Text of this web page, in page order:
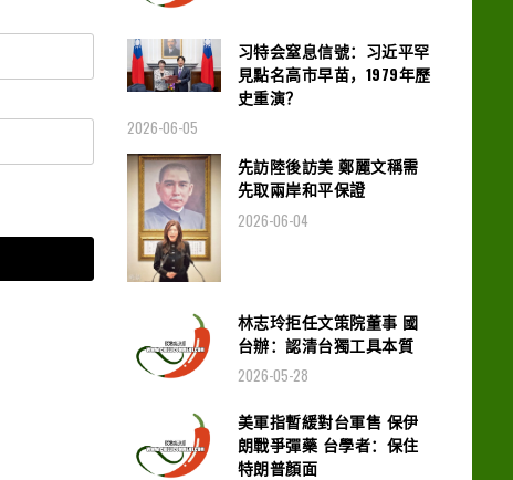
习特会窒息信號：习近平罕
見點名高市早苗，1979年歷
史重演？
2026-06-05
先訪陸後訪美 鄭麗文稱需
先取兩岸和平保證
2026-06-04
林志玲拒任文策院董事 國
台辦：認清台獨工具本質
2026-05-28
美軍指暫緩對台軍售 保伊
朗戰爭彈藥 台學者：保住
特朗普顏面